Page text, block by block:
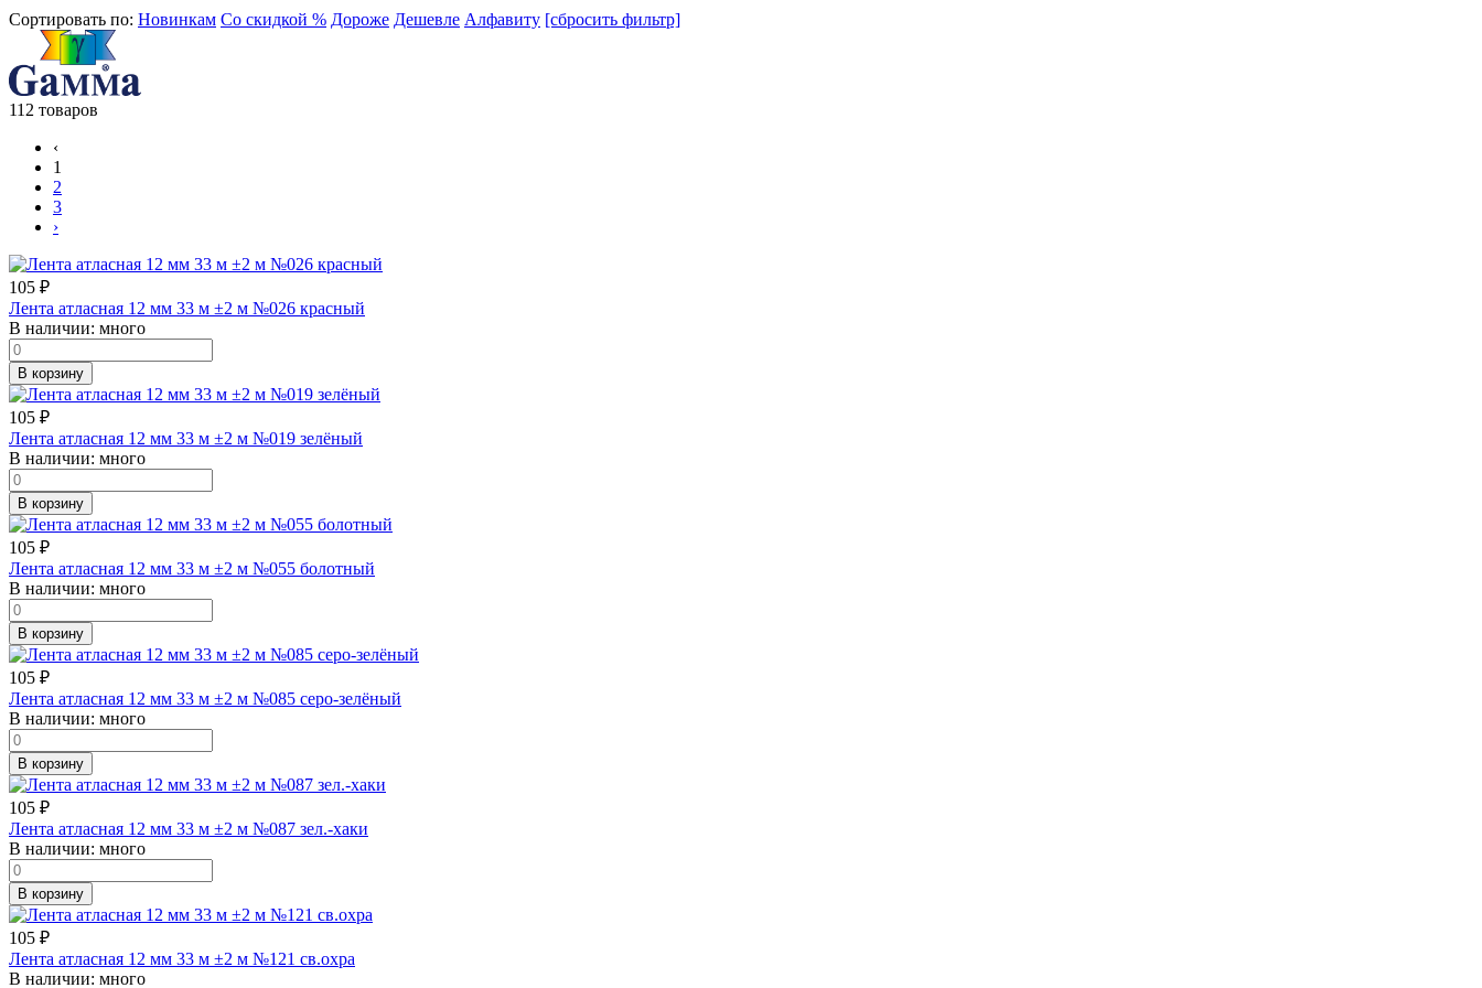
Сортировать по: Новинкам Со скидкой % Дороже Дешевле Алфавиту [сбросить фильтр]
112 товаров
‹
1
2
3
›
105 ₽
Лента атласная 12 мм 33 м ±2 м №026 красный
В наличии: много
В корзину
105 ₽
Лента атласная 12 мм 33 м ±2 м №019 зелёный
В наличии: много
В корзину
105 ₽
Лента атласная 12 мм 33 м ±2 м №055 болотный
В наличии: много
В корзину
105 ₽
Лента атласная 12 мм 33 м ±2 м №085 серо-зелёный
В наличии: много
В корзину
105 ₽
Лента атласная 12 мм 33 м ±2 м №087 зел.-хаки
В наличии: много
В корзину
105 ₽
Лента атласная 12 мм 33 м ±2 м №121 св.охра
В наличии: много